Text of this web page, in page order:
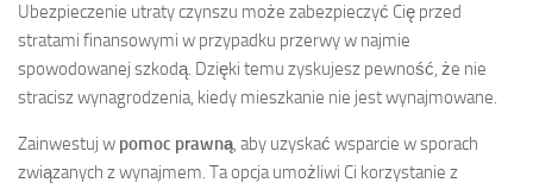
Ubezpieczenie utraty czynszu może zabezpieczyć Cię przed
stratami finansowymi w przypadku przerwy w najmie
spowodowanej szkodą. Dzięki temu zyskujesz pewność, że nie
stracisz wynagrodzenia, kiedy mieszkanie nie jest wynajmowane.
Zainwestuj w pomoc prawną, aby uzyskać wsparcie w sporach
związanych z wynajmem. Ta opcja umożliwi Ci korzystanie z